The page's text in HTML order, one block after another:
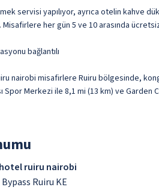
servisi yapılıyor, ayrıca otelin kahve
Misafirlere her gün 5 ve 10 arasında
bağlantılı
nairobi misafirlere Ruiru bölgesinde,
Spor Merkezi ile 8,1 mi (13 km) ve Garden
ruiru nairobi
Ruiru KE